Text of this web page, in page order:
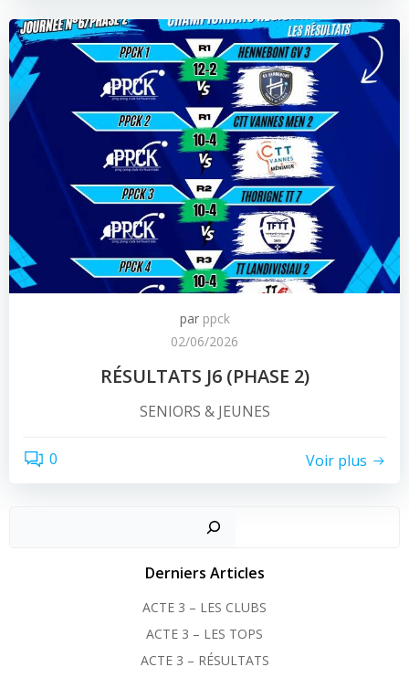
par ppck
02/06/2026
RÉSULTATS J6 (PHASE 2)
SENIORS & JEUNES
0 Voir plus
Derniers Articles
ACTE 3 – LES CLUBS
ACTE 3 – LES TOPS
ACTE 3 – RÉSULTATS